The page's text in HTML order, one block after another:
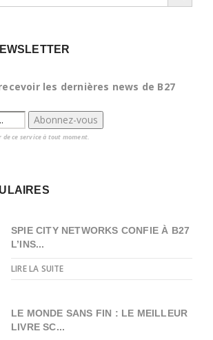
les dernières news de B27
de ce service à tout moment.
SPIE CITY NETWORKS CONFIE À B27
L’INS...
LIRE LA SUITE
LE MONDE SANS FIN : LE MEILLEUR
LIVRE SC...